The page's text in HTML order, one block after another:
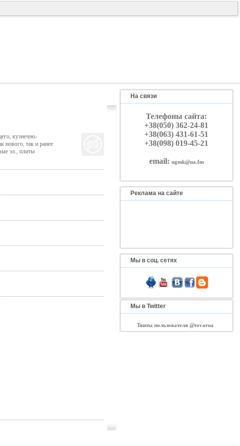
кузнечно-
нового, так и ранее
эл., плиты
На связи
Телефоны сайта:
+38(050) 362-24-81
+38(063) 431-61-51
+38(098) 019-45-21
email: ugmk@ua.fm
Реклама на сайте
Мы в соц. сетях
Мы в Twitter
Твиты пользователя @tovarua